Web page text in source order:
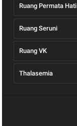
Ruang Permata Hati
Ruang Seruni
Ruang VK
Thalasemia